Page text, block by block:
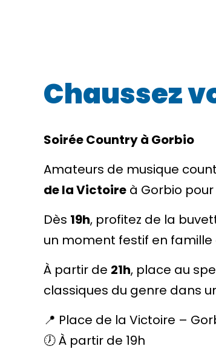
Chaussez
Soirée Country à Gorbio
Amateurs de musique
de la Victoire à Gorbio
Dès 19h, profitez de la
un moment festif en famille
À partir de 21h, place au
classiques du genre dans
📍 Place de la Victoire –
🕖 À partir de 19h